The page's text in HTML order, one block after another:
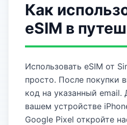
Как
eSIM в
Использовать eSIM от
просто. После покупки
код на указанный email.
вашем устройстве
Google Pixel откройте